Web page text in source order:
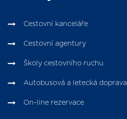
Cestovní kanceláře
Cestovní agentury
Školy cestovního ruchu
Autobusová a letecká doprava
On-line rezervace